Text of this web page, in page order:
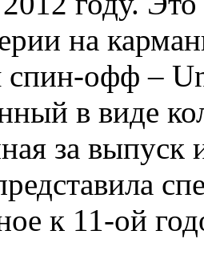
на
спин-офф –
в виде
за
к 11-ой